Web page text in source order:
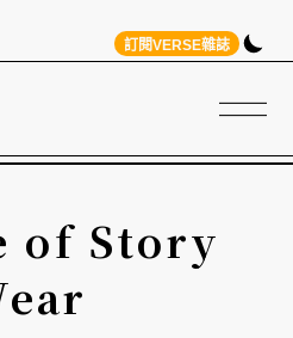
訂閱VERSE雜誌
of Story